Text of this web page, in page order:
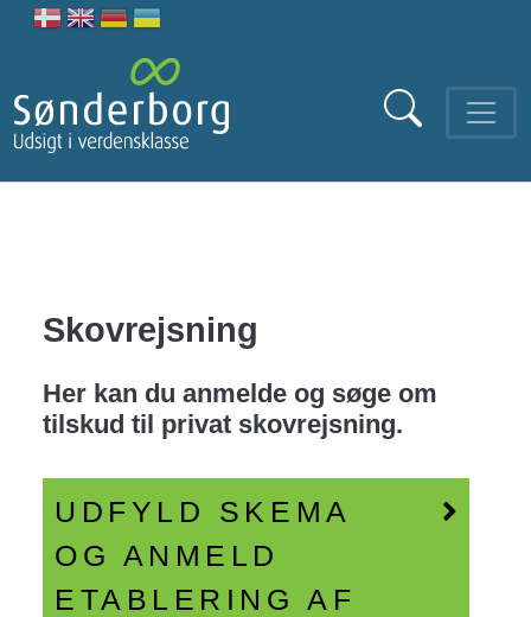
Skovrejsning
Her kan du anmelde og søge om
tilskud til privat skovrejsning.
UDFYLD SKEMA
OG ANMELD
ETABLERING AF